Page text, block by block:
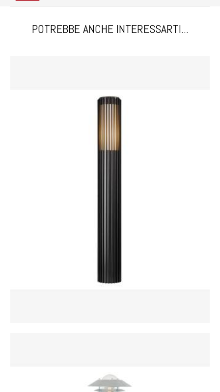
POTREBBE ANCHE INTERESSARTI...